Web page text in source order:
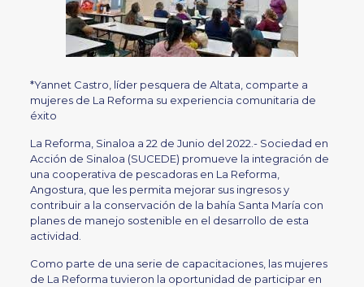
*Yannet Castro, líder pesquera de Altata, comparte a
mujeres de La Reforma su experiencia comunitaria de
éxito
La Reforma, Sinaloa a 22 de Junio del 2022.- Sociedad en
Acción de Sinaloa (SUCEDE) promueve la integración de
una cooperativa de pescadoras en La Reforma,
Angostura, que les permita mejorar sus ingresos y
contribuir a la conservación de la bahía Santa María con
planes de manejo sostenible en el desarrollo de esta
actividad.
Como parte de una serie de capacitaciones, las mujeres
de La Reforma tuvieron la oportunidad de participar en